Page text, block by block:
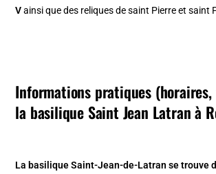
Vainsi que des reliques de saint Pierre et saint
Informations pratiques
la basilique Saint Jean Latran à
La basilique Saint-Jean-de-Latran se trouve